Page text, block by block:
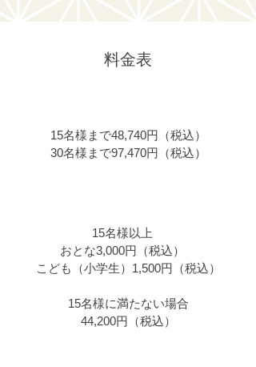
料金表
15名様まで48,740円（税込）
30名様まで97,470円（税込）
15名様以上
おとな3,000円（税込）
こども（小学生）1,500円（税込）
15名様に満たない場合
44,200円（税込）